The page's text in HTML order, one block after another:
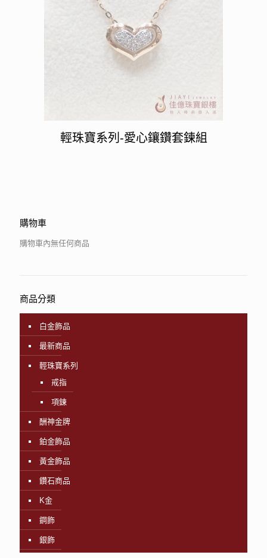
輕珠寶系列-愛心鑲鑽套鍊組
購物車
購物車內無任何商品
商品分類
白金飾品
最新商品
輕珠寶系列
戒指
項鍊
酬神金牌
鉑金飾品
黃金飾品
鑽石商品
K金
鋼飾
銀飾